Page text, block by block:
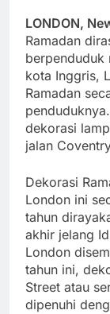
LONDON,
Ramadan
berpenduduk
kota Inggris,
Ramadan
dekorasi
jalan
Dekorasi
London ini
tahun
akhir jelang
London
tahun ini,
Street atau
dipenuhi